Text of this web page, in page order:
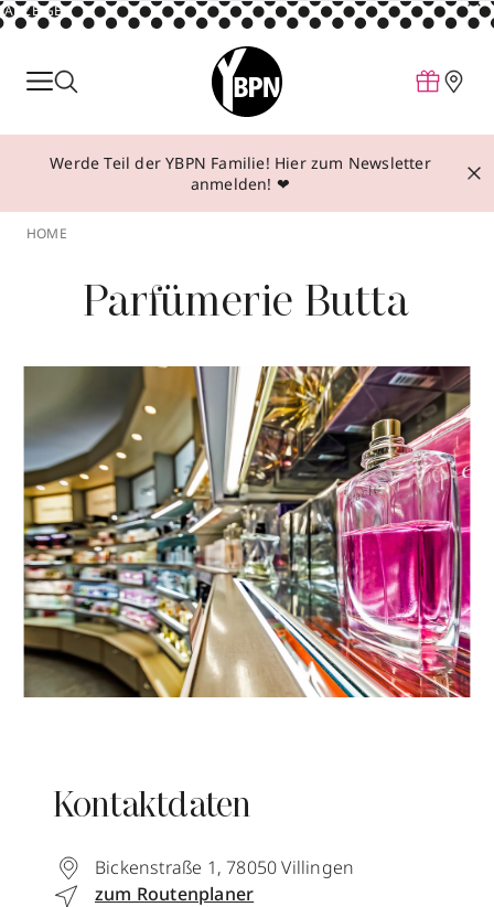
ANZEIGE
Parfum
Make-up
Behandlungen
Über YBPN
Aktionen
Storefinder
Werde Teil der YBPN Familie! Hier zum Newsletter
anmelden! ❤
HOME
Parfümerie Butta
Kontaktdaten
Bickenstraße 1, 78050 Villingen
zum Routenplaner